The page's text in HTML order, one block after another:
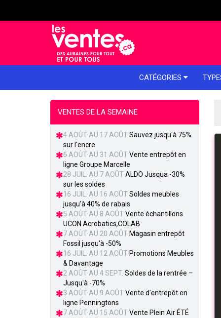
CATÉGORIES
VENTES DE LA SEMAINE
4 AOÛT AU 17 AOÛT Sauvez jusqu'à 75%
sur l'encre
6 AOÛT AU 31 AOÛT Vente entrepôt en
ligne Groupe Marcelle
28 JUIL. AU 7 AOÛT ALDO Jusqua -30%
sur les soldes
16 JUIL. AU 16 AOÛT Soldes meubles
jusqu'à 40% de rabais
5 AOÛT AU 8 AOÛT Vente échantillons
UCON Acrobatics,COLAB
7 AOÛT AU 20 AOÛT Magasin entrepôt
Fossil jusqu'à -50%
16 JUIL. AU 12 AOÛT Promotions Meubles
& Davantage
2 AOÛT AU 4 SEPT. Soldes de la rentrée –
Jusqu'à -70%
3 AOÛT AU 9 AOÛT Vente d'entrepôt en
ligne Penningtons
7 AOÛT AU 15 AOÛT Vente Plein Air ÉTÉ